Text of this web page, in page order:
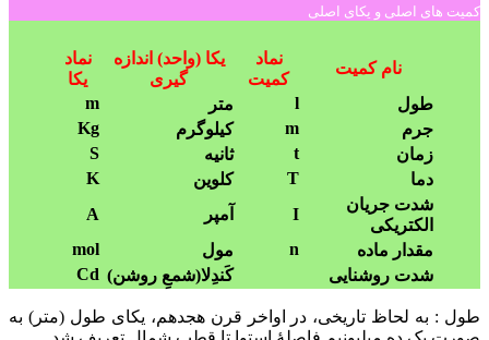
کمیت های اصلی و یکای اصلی
نام کمیت
نماد
کمیت
یکا (واحد) اندازه
گیری
نماد
یکا
طول
l متر
m
جرم
m کیلوگرم
Kg
زمان
t ثانیه
S
دما
T کلوین
K
شدت جریان
الکتریکی
I آمپر
A
مقدار ماده
n مول
mol
شدت روشنایی
کَندِلا(شمعِ روشن) Cd
طول : به لحاظ تاریخی، در اواخر قرن هجدهم، یکای طول (متر) به